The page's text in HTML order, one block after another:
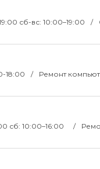
сб-вс: 10:00–19:00
18:00
Ремонт
сб: 10:00–16:00